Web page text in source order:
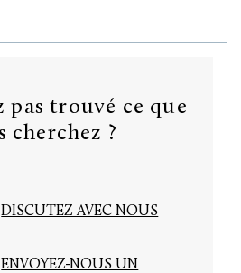
pas trouvé ce que
cherchez ?
DISCUTEZ AVEC NOUS
ENVOYEZ-NOUS UN